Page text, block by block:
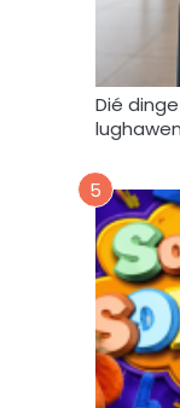
k
*
Dié
5